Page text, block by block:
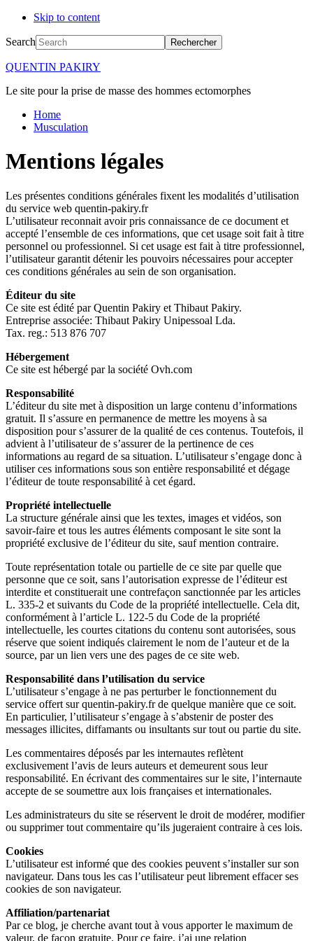
Skip to content
Search
QUENTIN PAKIRY
Le site pour la prise de masse des hommes ectomorphes
Home
Musculation
Mentions légales
Les présentes conditions générales fixent les modalités d’utilisation
du service web quentin-pakiry.fr
L’utilisateur reconnait avoir pris connaissance de ce document et
accepté l’ensemble de ces informations, que cet usage soit fait à titre
personnel ou professionnel. Si cet usage est fait à titre professionnel,
l’utilisateur garantit détenir les pouvoirs nécessaires pour accepter
ces conditions générales au sein de son organisation.
Éditeur du site
Ce site est édité par Quentin Pakiry et Thibaut Pakiry.
Entreprise associée: Thibaut Pakiry Unipessoal Lda.
Tax. reg.: 513 876 707
Hébergement
Ce site est hébergé par la société Ovh.com
Responsabilité
L’éditeur du site met à disposition un large contenu d’informations
gratuit. Il s’assure en permanence de mettre les moyens à sa
disposition pour s’assurer de la qualité de ces contenus. Toutefois, il
advient à l’utilisateur de s’assurer de la pertinence de ces
informations au regard de sa situation. L’utilisateur s’engage donc à
utiliser ces informations sous son entière responsabilité et dégage
l’éditeur de toute responsabilité à cet égard.
Propriété intellectuelle
La structure générale ainsi que les textes, images et vidéos, son
savoir-faire et tous les autres éléments composant le site sont la
propriété exclusive de l’éditeur du site, sauf mention contraire.
Toute représentation totale ou partielle de ce site par quelle que
personne que ce soit, sans l’autorisation expresse de l’éditeur est
interdite et constituerait une contrefaçon sanctionnée par les articles
L. 335-2 et suivants du Code de la propriété intellectuelle. Cela dit,
conformément à l’article L. 122-5 du Code de la propriété
intellectuelle, les courtes citations du contenu sont autorisées, sous
réserve que soient indiqués clairement le nom de l’auteur et de la
source, par un lien vers une des pages de ce site web.
Responsabilité dans l’utilisation du service
L’utilisateur s’engage à ne pas perturber le fonctionnement du
service offert sur quentin-pakiry.fr de quelque manière que ce soit.
En particulier, l’utilisateur s’engage à s’abstenir de poster des
messages illicites, diffamants ou insultants sur tout ou partie du site.
Les commentaires déposés par les internautes reflètent
exclusivement l’avis de leurs auteurs et demeurent sous leur
responsabilité. En écrivant des commentaires sur le site, l’internaute
accepte de se soumettre aux lois françaises et internationales.
Les administrateurs du site se réservent le droit de modérer, modifier
ou supprimer tout commentaire qu’ils jugeraient contraire à ces lois.
Cookies
L’utilisateur est informé que des cookies peuvent s’installer sur son
navigateur. Dans tous les cas l’utilisateur peut librement effacer ses
cookies de son navigateur.
Affiliation/partenariat
Par ce blog, je cherche avant tout à vous apporter le maximum de
valeur, de façon gratuite. Pour ce faire, j’ai une relation